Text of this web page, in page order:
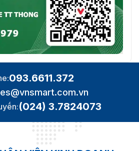
093.6611.372
(024) 3.7824073